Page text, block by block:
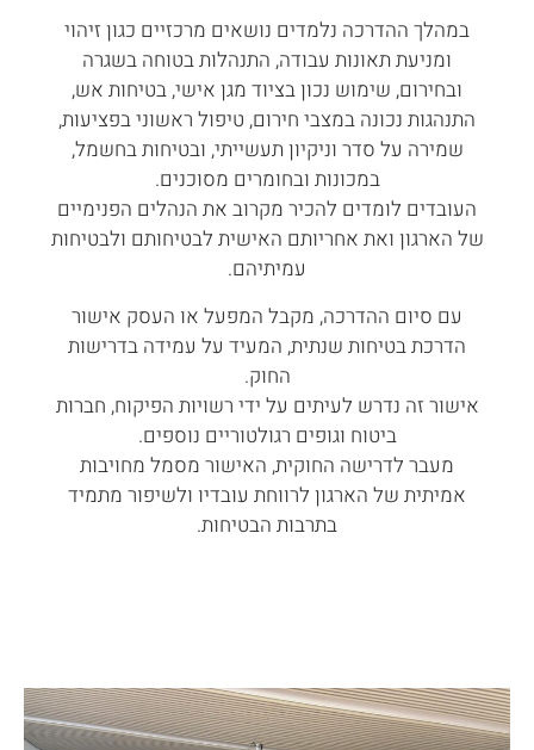
במהלך ההדרכה נלמדים נושאים מרכזיים כגון זיהוי
ומניעת תאונות עבודה, התנהלות בטוחה בשגרה
ובחירום, שימוש נכון בציוד מגן אישי, בטיחות אש,
התנהגות נכונה במצבי חירום, טיפול ראשוני בפציעות,
שמירה על סדר וניקיון תעשייתי, ובטיחות בחשמל,
במכונות ובחומרים מסוכנים.
העובדים לומדים להכיר מקרוב את הנהלים הפנימיים
של הארגון ואת אחריותם האישית לבטיחותם ולבטיחות
עמיתיהם.
עם סיום ההדרכה, מקבל המפעל או העסק אישור
הדרכת בטיחות שנתית, המעיד על עמידה בדרישות
החוק.
אישור זה נדרש לעיתים על ידי רשויות הפיקוח, חברות
ביטוח וגופים רגולטוריים נוספים.
מעבר לדרישה החוקית, האישור מסמל מחויבות
אמיתית של הארגון לרווחת עובדיו ולשיפור מתמיד
בתרבות הבטיחות.